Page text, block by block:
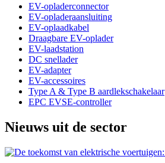
EV-opladerconnector
EV-opladeraansluiting
EV-oplaadkabel
Draagbare EV-oplader
EV-laadstation
DC snellader
EV-adapter
EV-accessoires
Type A & Type B aardlekschakelaar
EPC EVSE-controller
Nieuws uit de sector